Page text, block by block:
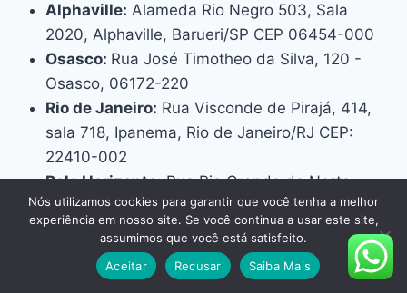
Alphaville: Alameda Rio Negro 503, Sala
2020, Alphaville, Barueri/SP CEP 06454-000
Osasco: Rua José Timotheo da Silva, 120 -
Osasco, 06172-220
Rio de Janeiro: Rua Visconde de Pirajá, 414,
sala 718, Ipanema, Rio de Janeiro/RJ CEP:
22410-002
Belo Horizonte:Rua Rio Grande do Norte,
1435, sala 708, Savassi, Belo Horizonte/MG,
CEP 30130-138
Curitiba:Rua Bom Jesus, Nº 212, sala 1904 -
CEP 80.035-010 - Juvevê- Curitiba/PR
Nós utilizamos cookies para garantir que você tenha a melhor
experiência em nosso site. Se você continua a usar este site,
assumimos que você está satisfeito.
Aceitar
Recusar Saiba Mais